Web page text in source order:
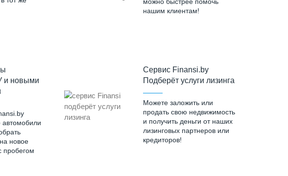
нашим клиентам!
и новыми
новое
пробегом
Cервис Finansi.by
Подберёт услуги лизинга
Можете заложить или
продать свою недвижимость
и получить деньги от наших
лизинговых партнеров или
кредиторов!